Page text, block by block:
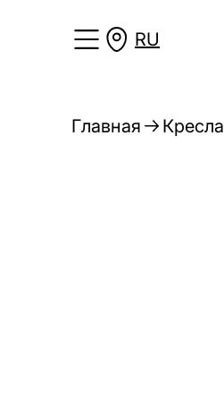
RU
Главная Кресла